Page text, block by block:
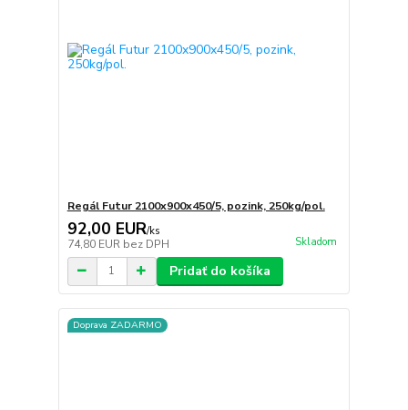
Regál Futur 2100x900x450/5, pozink, 250kg/pol.
92,00 EUR/ks
74,80 EUR bez DPH Skladom
Pridať do košíka
Doprava ZADARMO